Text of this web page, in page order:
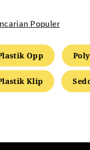
Populer
Opp
Klip